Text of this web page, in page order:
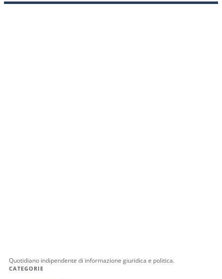
Quotidiano indipendente di informazione giuridica e politica.
CATEGORIE